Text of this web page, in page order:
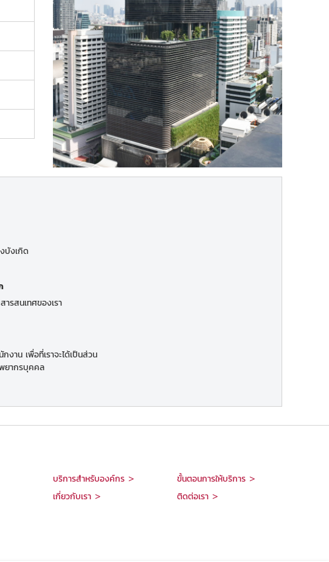
บังเกิด
รสนเทศของเรา
งาน เพื่อที่เราจะได้เป็นส่วน
ยากรบุคคล
บริการสำหรับองค์กร >
ขั้นตอนการให้บริการ >
เกี่ยวกับเรา > ติดต่อเรา >